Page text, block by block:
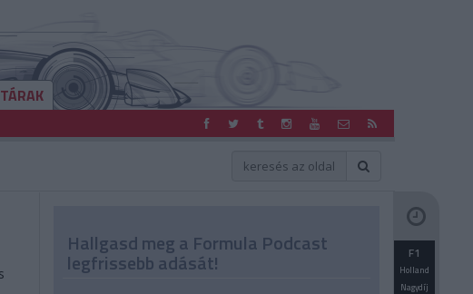
Hallgasd meg a Formula Podcast
legfrissebb adását! F1
Holland
Nagydíj